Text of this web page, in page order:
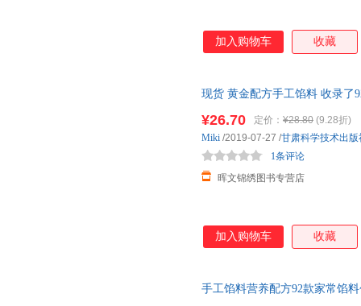
加入购物车 收藏
现货 黄金配方手工馅料 收录了
¥26.70 定价： ¥28.80 (9.28折)
晖文锦绣图书专营店
1条评论
Miki /2019-07-27 /甘肃科学技术出版
加入购物车 收藏
手工馅料营养配方92款家常馅